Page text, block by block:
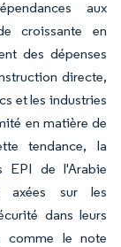
aux
croissante en
des dépenses
directe,
et les industries
en matière de
tendance, la
EPI de l'Arabie
axées sur les
dans leurs
comme le note